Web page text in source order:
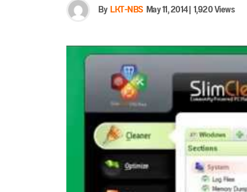
ByLKT-NBSMay 11, 2014|1,920 Views